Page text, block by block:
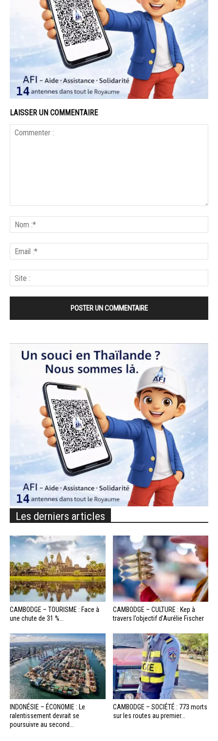
LAISSER UN COMMENTAIRE
Les derniers articles
CAMBODGE – TOURISME : Face à
une chute de 31 %...
CAMBODGE – CULTURE : Kep à
travers l’objectif d’Aurélie Fischer
INDONÉSIE – ÉCONOMIE : Le
ralentissement devrait se
poursuivre au second...
CAMBODGE – SOCIÉTÉ : 773 morts
sur les routes au premier...